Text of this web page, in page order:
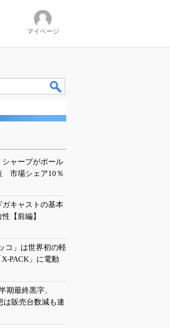
マイページ
ャープがポール
市場シェア10％
キャストの基本
【前編】
コ」は世界初の軽
PACK」に電動
期最終黒字、
は販売台数減も連